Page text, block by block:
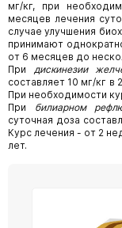
мг/кг, при
месяцев лечения
случае улучшения
принимают
от 6 месяцев до
При дискинезии
составляет 10 мг/кг
При необходимости
При билиарном
суточная доза
Курс лечения - от 2
лет.